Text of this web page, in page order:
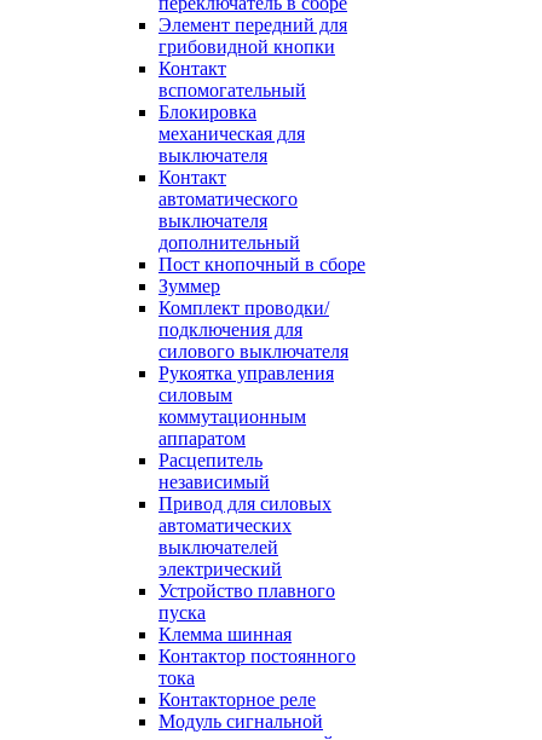
Элемент передний для
грибовидной кнопки
Контакт
вспомогательный
Блокировка
механическая для
выключателя
Контакт
автоматического
выключателя
дополнительный
Пост кнопочный в сборе
Зуммер
Комплект проводки/
подключения для
силового выключателя
Рукоятка управления
силовым
коммутационным
аппаратом
Расцепитель
независимый
Привод для силовых
автоматических
выключателей
электрический
Устройство плавного
пуска
Клемма шинная
Контактор постоянного
тока
Контакторное реле
Модуль сигнальной